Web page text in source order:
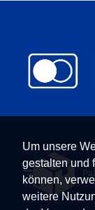
Um unsere
gestalten und
können,
weitere